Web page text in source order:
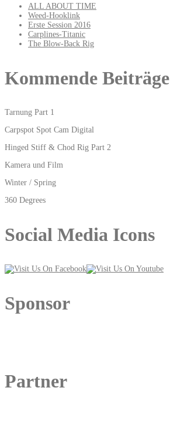
ALL ABOUT TIME
Weed-Hooklink
Erste Session 2016
Carplines-Titanic
The Blow-Back Rig
Kommende Beiträge
Tarnung Part 1
Carpspot Spot Cam Digital
Hinged Stiff & Chod Rig Part 2
Kamera und Film
Winter / Spring
360 Degrees
Social Media Icons
Sponsor
Partner